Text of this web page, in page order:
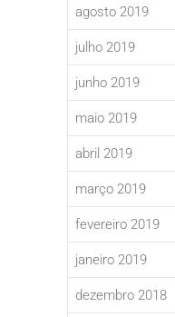
agosto 2019
julho 2019
junho 2019
maio 2019
abril 2019
março 2019
fevereiro 2019
janeiro 2019
dezembro 2018